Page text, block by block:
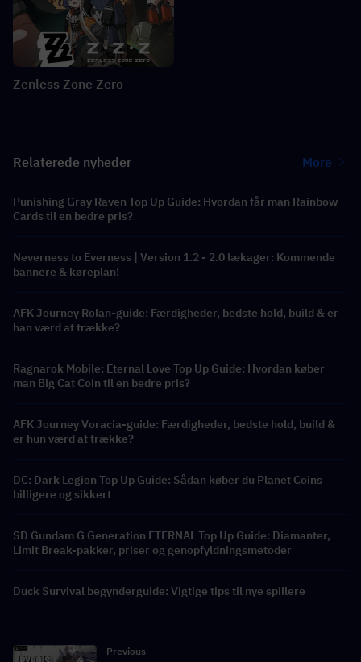
Zenless Zone Zero
Relaterede nyheder More
Punishing Gray Raven Top Up Guide: Hvordan får man Rainbow
Cards til en bedre pris?
Neverness to Everness | Version 1.2 - 2.0 lækager: Kommende
bannere & køreplan!
AFK Journey Rolan-guide: Færdigheder, bedste hold, build & er
han værd at trække?
Ragnarok Mobile: Eternal Love Top Up Guide: Hvordan køber
man Big Cat Coin til en bedre pris?
AFK Journey Voracia-guide: Færdigheder, bedste hold, build &
er hun værd at trække?
DC: Dark Legion Top Up Guide: Sådan køber du Planet Coins
billigere og sikkert
SD Gundam G Generation ETERNAL Top Up Guide: Diamanter,
Limit Break-pakker, priser og genopfyldningsmetoder
Duck Survival begynderguide: Vigtige tips til nye spillere
Previous